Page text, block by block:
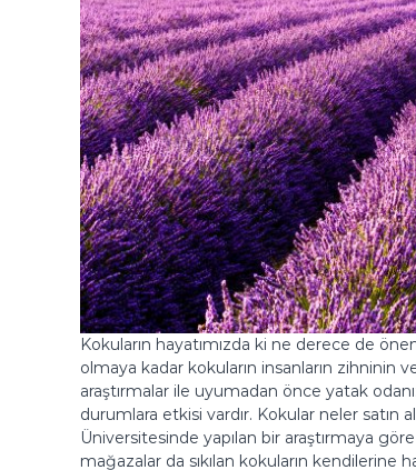
Kokuların hayatımızda ki ne derece de
olmaya kadar kokuların insanların zihninin
araştırmalar ile uyumadan önce yatak
durumlara etkisi vardır. Kokular neler satın
Üniversitesinde yapılan bir araştırmaya
mağazalar da sıkılan kokuların